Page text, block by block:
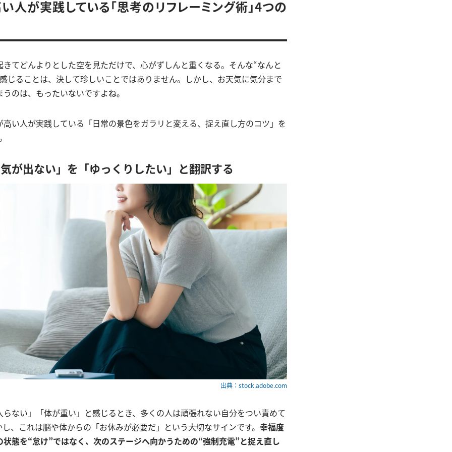
人が実践している「思考のリフレーミング術」4つの
てどんよりとした空を見ただけで、心がずしんと重くなる。そんな“なんと
じることは、決して珍しいことではありません。しかし、お天気に気分まで
のは、もったいないですよね。
い人が実践している「日常の景色をガラリと変える、捉え直し方のコツ」を
が出ない」を「ゆっくりしたい」と翻訳する
出典：stock.adobe.com
ない」「体が重い」と感じるとき、多くの人は頑張れない自分をつい責めて
、これは脳や体からの「お休みが必要だ」という大切なサインです。 幸福度
態を“怠け”ではなく、次のステージへ向かうための“強制充電”と捉え直し